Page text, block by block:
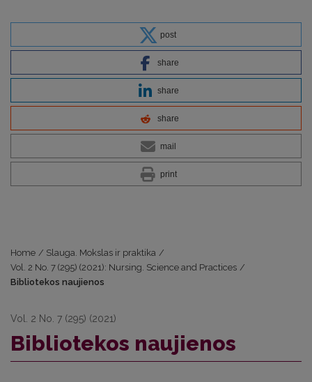
post
share
share
share
mail
print
Home / Slauga. Mokslas ir praktika /
Vol. 2 No. 7 (295) (2021): Nursing. Science and Practices /
Bibliotekos naujienos
Vol. 2 No. 7 (295) (2021)
Bibliotekos naujienos